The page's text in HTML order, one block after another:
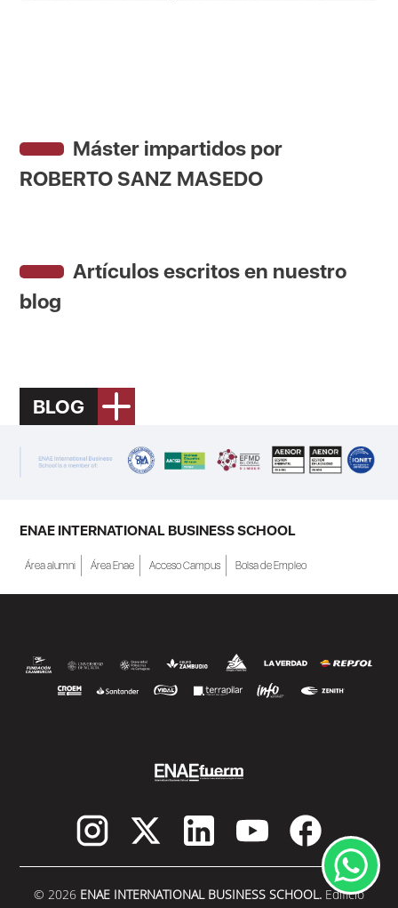
Máster impartidos por
ROBERTO SANZ MASEDO
Artículos escritos en nuestro
blog
BLOG
ENAE INTERNATIONAL BUSINESS SCHOOL
Área alumni Área Enae Acceso Campus Bolsa de Empleo
© 2026 ENAE INTERNATIONAL BUSINESS SCHOOL. Edificio